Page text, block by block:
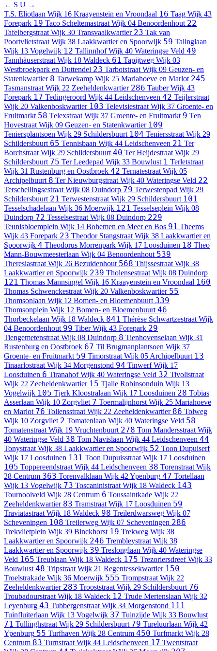
← S U →
T.S. Eliotlaan Wijk 16 Kraayenstein en Vroondaal 16 Taag Wijk 43
Forepark 19 Taco Scheltemastraat Wijk 04 Benoordenhout 22
Tafelbergstraat Wijk 30 Transvaalkwartier 23 Tak van
Poortvlietstraat Wijk 38 Laakkwartier en Spoorwijk 59 Talinglaan
Wijk 13 Vogelwijk 12 Tallinnhof Wijk 40 Wateringse Veld 49
Tannhäuserstraat Wijk 18 Waldeck 61 Tapijtweg Wijk 03
Westbroekpark en Duttendel 23 Tarbotstraat Wijk 09 Geuzen- en
Statenkwartier 8 Tarwekamp Wijk 25 Mariahoeve en Marlot 245
Tasmanstraat Wijk 22 Zeeheldenkwartier 286 Tauber Wijk 43
Forepark 17 Tedingeroord Wijk 44 Leidschenveen 42 Teijlerstraat
Wijk 20 Valkenboskwartier 103 Televisiestraat Wijk 37 Groente- en
Fruitmarkt 58 Telexstraat Wijk 37 Groente- en Fruitmarkt 9 Ten
Hovestraat Wijk 09 Geuzen- en Statenkwartier 109
Teniersplantsoen Wijk 29 Schildersbuurt 104 Teniersstraat Wijk 29
Schildersbuurt 65 Tennisbaan Wijk 44 Leidschenveen 21 Ter
Borchstraat Wijk 29 Schildersbuurt 40 Ter Heijdestraat Wijk 29
Schildersbuurt 75 Ter Leedepad Wijk 33 Bouwlust 1 Terletstraat
Wijk 31 Rustenburg en Oostbroek 42 Ternatestraat Wijk 05
Archipelbuurt 8 Ter Nieuwburgstraat Wijk 40 Wateringse Veld 22
Terschellingsestraat Wijk 08 Duindorp 79 Terwestenpad Wijk 29
Schildersbuurt 21 Terwestenstraat Wijk 29 Schildersbuurt 101
Tesselschadelaan Wijk 36 Moerwijk 121 Tesselseplein Wijk 08
Duindorp 72 Tesselsestraat Wijk 08 Duindorp 229
Teunisbloemplein Wijk 14 Bohemen en Meer en Bos 91 Theems
Wijk 43 Forepark 23 Theodor Stangstraat Wijk 38 Laakkwartier en
Spoorwijk 4 Theodorus Morrenpark Wijk 17 Loosduinen 18 Theo
Mann-Bouwmeesterlaan Wijk 04 Benoordenhout 539
Theresiastraat Wijk 26 Bezuidenhout 568 Thijssestraat Wijk 38
Laakkwartier en Spoorwijk 239 Tholensestraat Wijk 08 Duindorp
121 Thomas Mannsingel Wijk 16 Kraayenstein en Vroondaal 160
Thomas Schwenckestraat Wijk 20 Valkenboskwartier 55
Thomsonlaan Wijk 12 Bomen- en Bloemenbuurt 339
Thomsonplein Wijk 12 Bomen- en Bloemenbuurt 46
Thorbeckelaan Wijk 18 Waldeck 841 Thérèse Schwartzestraat Wijk
04 Benoordenhout 99 Tiber Wijk 43 Forepark 29
Tiengemetenstraat Wijk 08 Duindorp 8 Tienhovenselaan Wijk 31
Rustenburg en Oostbroek 67 Til Brugmanplantsoen Wijk 37
Groente- en Fruitmarkt 59 Timorstraat Wijk 05 Archipelbuurt 13
Tinaarlostraat Wijk 34 Morgenstond 94 Tinwerf Wijk 17
Loosduinen 6 Tiranahof Wijk 40 Wateringse Veld 32 Tivolistraat
Wijk 22 Zeeheldenkwartier 15 Tjalie Robinsonduin Wijk 13
Vogelwijk 105 Tjerk Kloostralaan Wijk 17 Loosduinen 28 Tobias
Asserlaan Wijk 10 Zorgvliet 7 Toermalijnhorst Wijk 25 Mariahoeve
en Marlot 76 Tollensstraat Wijk 22 Zeeheldenkwartier 86 Tolweg
Wijk 10 Zorgvliet 2 Tomatenlaan Wijk 40 Wateringse Veld 58
Tomatenstraat Wijk 19 Vruchtenbuurt 278 Tom Mandersstraat Wijk
40 Wateringse Veld 38 Tom Navislaan Wijk 44 Leidschenveen 44
Tonystraat Wijk 38 Laakkwartier en Spoorwijk 52 Toon Dupuiserf
Wijk 17 Loosduinen 131 Toon Dupuisstraat Wijk 17 Loosduinen
105 Toppereendstraat Wijk 44 Leidschenveen 38 Torenstraat Wijk
28 Centrum 363 Torenvalklaan Wijk 42 Ypenburg 47 Tortellaan
Wijk 13 Vogelwijk 73 Toscaninistraat Wijk 18 Waldeck 143
Tournooiveld Wijk 28 Centrum 6 Toussaintkade Wijk 22
Zeeheldenkwartier 83 Tramstraat Wijk 17 Loosduinen 59
Traviatastraat Wijk 18 Waldeck 98 Treilerdwarsweg Wijk 07
Scheveningen 108 Treilerweg Wijk 07 Scheveningen 286
Trekvlietplein Wijk 39 Binckhorst 19 Trekweg Wijk 38
Laakkwartier en Spoorwijk 246 Trembleystraat Wijk 38
Laakkwartier en Spoorwijk 39 Treslonglaan Wijk 40 Wateringse
Veld 165 Treublaan Wijk 18 Waldeck 175 Trezoriersdreef Wijk 33
Bouwlust 48 Tripstraat Wijk 21 Regentessekwartier 150
Troelstrakade Wijk 36 Moerwijk 555 Trompstraat Wijk 22
Zeeheldenkwartier 283 Trooststraat Wijk 29 Schildersbuurt 76
Troubadourstraat Wijk 18 Waldeck 12 Trude Mertenslaan Wijk 32
Leyenburg 43 Tubbergenstraat Wijk 34 Morgenstond 111
Tuinfluiterlaan Wijk 13 Vogelwijk 37 Tuinzijde Wijk 33 Bouwlust
71 Tullinghstraat Wijk 29 Schildersbuurt 79 Tureluurlaan Wijk 42
Ypenburg 55 Turfhaven Wijk 28 Centrum 450 Turfmarkt Wijk 28
Centrum 83 Turnstraat Wijk 44 Leidschenveen 17 Twentstraat